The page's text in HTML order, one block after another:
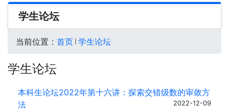
学生论坛
当前位置： 首页 学生论坛
学生论坛
本科生论坛2022年第十六讲：探索交错级数的审敛方
法
2022-12-09